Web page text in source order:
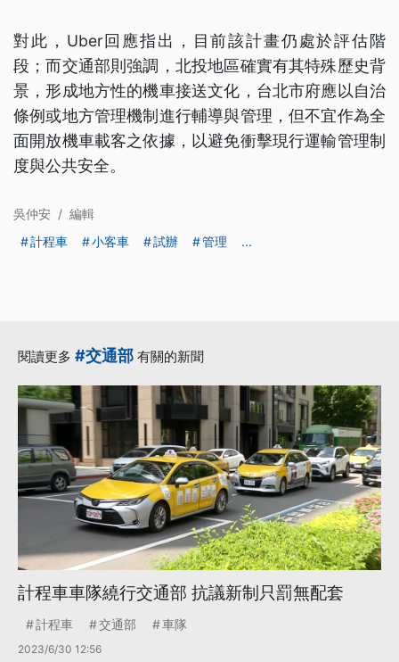
對此，Uber回應指出，目前該計畫仍處於評估階
段；而交通部則強調，北投地區確實有其特殊歷史背
景，形成地方性的機車接送文化，台北市府應以自治
條例或地方管理機制進行輔導與管理，但不宜作為全
面開放機車載客之依據，以避免衝擊現行運輸管理制
度與公共安全。
吳仲安 / 編輯
計程車
小客車 試辦 管理 ...
閱讀更多 #交通部 有關的新聞
計程車車隊繞行交通部 抗議新制只罰無配套
計程車 交通部 車隊
2023/6/30 12:56